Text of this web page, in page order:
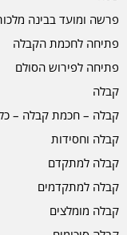
פרשה ומועד בבינה
פתיחה לחכמת הקבלה
פתיחה לפירוש הסולם
קבלה
קבלה – חכמת קבלה –
קבלה וחסידות
קבלה למתקדם
קבלה למתקדמים
קבלה מומלצים